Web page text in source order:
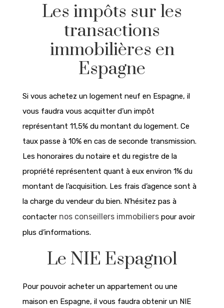
Les impôts sur les
transactions
immobilières en
Espagne
Si vous achetez un logement neuf en Espagne, il
vous faudra vous acquitter d’un impôt
représentant 11,5% du montant du logement. Ce
taux passe à 10% en cas de seconde transmission.
Les honoraires du notaire et du registre de la
propriété représentent quant à eux environ 1% du
montant de l’acquisition. Les frais d’agence sont à
la charge du vendeur du bien. N’hésitez pas à
contacter nos conseillers immobiliers pour avoir
plus d’informations.
Le NIE Espagnol
Pour pouvoir acheter un appartement ou une
maison en Espagne, il vous faudra obtenir un NIE